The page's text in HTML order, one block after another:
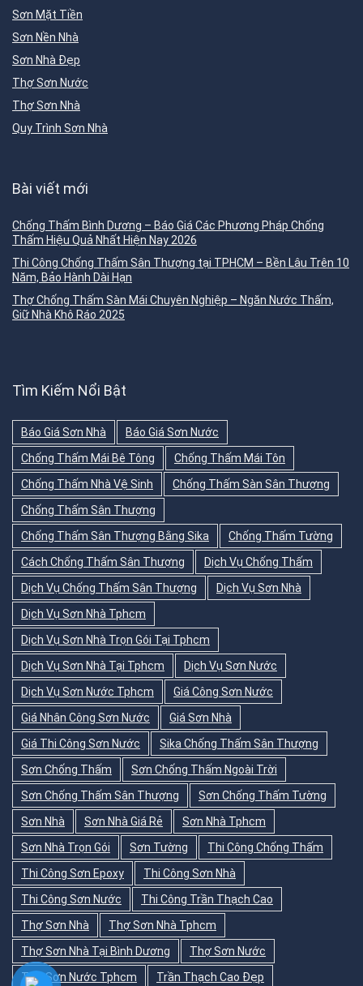
Sơn Mặt Tiền
Sơn Nền Nhà
Sơn Nhà Đẹp
Thợ Sơn Nước
Thợ Sơn Nhà
Quy Trình Sơn Nhà
Bài viết mới
Chống Thấm Bình Dương – Báo Giá Các Phương Pháp Chống
Thấm Hiệu Quả Nhất Hiện Nay 2026
Thi Công Chống Thấm Sân Thượng tại TPHCM – Bền Lâu Trên 10
Năm, Bảo Hành Dài Hạn
Thợ Chống Thấm Sàn Mái Chuyên Nghiệp – Ngăn Nước Thấm,
Giữ Nhà Khô Ráo 2025
Tìm Kiếm Nổi Bật
Báo Giá Sơn Nhà
Báo Giá Sơn Nước
Chống Thấm Mái Bê Tông
Chống Thấm Mái Tôn
Chống Thấm Nhà Vệ Sinh
Chống Thấm Sàn Sân Thượng
Chống Thấm Sân Thượng
Chống Thấm Sân Thượng Bằng Sika
Chống Thấm Tường
Cách Chống Thấm Sân Thượng
Dịch Vụ Chống Thấm
Dịch Vụ Chống Thấm Sân Thượng
Dịch Vụ Sơn Nhà
Dịch Vụ Sơn Nhà Tphcm
Dịch Vụ Sơn Nhà Trọn Gói Tại Tphcm
Dịch Vụ Sơn Nhà Tại Tphcm
Dịch Vụ Sơn Nước
Dịch Vụ Sơn Nước Tphcm
Giá Công Sơn Nước
Giá Nhân Công Sơn Nước
Giá Sơn Nhà
Giá Thi Công Sơn Nước
Sika Chống Thấm Sân Thượng
Sơn Chống Thấm
Sơn Chống Thấm Ngoài Trời
Sơn Chống Thấm Sân Thượng
Sơn Chống Thấm Tường
Sơn Nhà
Sơn Nhà Giá Rẻ
Sơn Nhà Tphcm
Sơn Nhà Trọn Gói
Sơn Tường
Thi Công Chống Thấm
Thi Công Sơn Epoxy
Thi Công Sơn Nhà
Thi Công Sơn Nước
Thi Công Trần Thạch Cao
Thợ Sơn Nhà
Thợ Sơn Nhà Tphcm
Thợ Sơn Nhà Tại Bình Dương
Thợ Sơn Nước
Thợ Sơn Nước Tphcm
Trần Thạch Cao Đẹp